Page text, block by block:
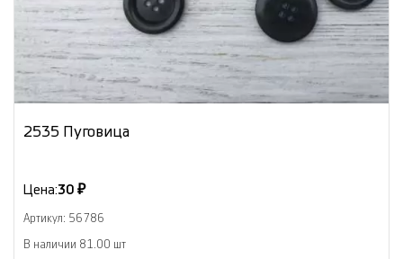
2535 Пуговица
Цена:30 ₽
Артикул: 56786
В наличии 81.00 шт